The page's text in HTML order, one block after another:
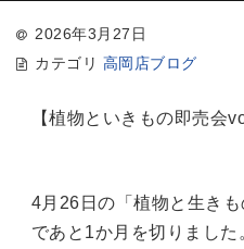
2026年3月27日
カテゴリ 高岡店ブログ
【植物といきもの即売会
4月26日の「植物と生き
であと1か月を切りました